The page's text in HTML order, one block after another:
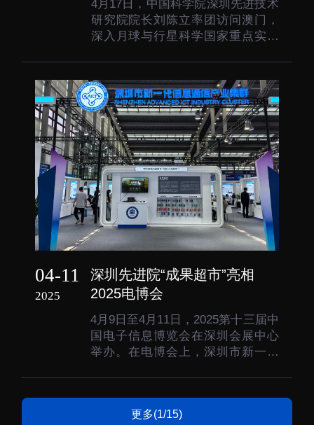
4月17日，中国科学院深圳先进技术
研究院院长刘陈立率团访问澳门，
深入月球与行星科学国家重点实验
重点实验室（澳门科技大学）、智
慧城市物联网国家重点实验室以及
澳门大学健康科学学院等部分院系
调研，并与澳门高校围绕深化...
04-11
2025
深圳先进院“成果超市”亮相
2025电博会
4月9日至4月11日，2025第十三届中
国电子信息博览会在深圳会展中心
举办。在电博会上，深圳市新一代
业技术研究院、率先杯大赛未来技
术成果转化服务平台举办第六届“深
更多(1/15)